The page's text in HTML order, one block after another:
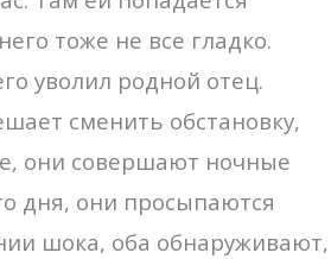
тоже не все гладко.
уволил родной отец.
сменить обстановку,
они совершают ночные
дня, они просыпаются
шока, оба обнаруживают,